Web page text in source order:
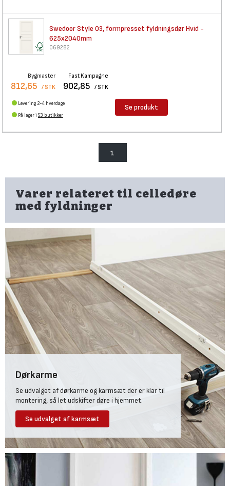
Swedoor Style 03, formpresset fyldningsdør Hvid -
625x2040mm
069282
Bygmaster
812,65 / STK
Fast Kampagne
902,85 / STK
Levering 2-4 hverdage
På lager i 53 butikker
Se produkt
1
Varer relateret til celledøre
med fyldninger
Dørkarme
Se udvalget af dørkarme og karmsæt der er klar til
montering, så let udskifter døre i hjemmet.
Se udvalget af karmsæt